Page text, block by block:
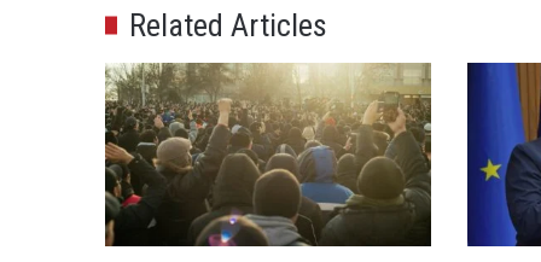
Related Articles